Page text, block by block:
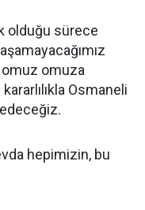
olduğu sürece
omuz omuza
Osmaneli
hepimizin, bu